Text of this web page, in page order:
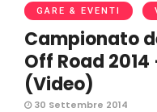
GARE & EVENTI
Campionato
Off Road
(Video)
30 Settembre 2014